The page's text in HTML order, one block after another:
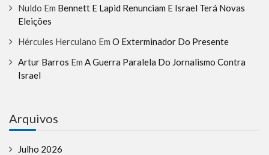
Nuldo Em Bennett E Lapid Renunciam E Israel Terá Novas
Eleições
Hércules Herculano Em O Exterminador Do Presente
Artur Barros Em A Guerra Paralela Do Jornalismo Contra
Israel
Arquivos
Julho 2026